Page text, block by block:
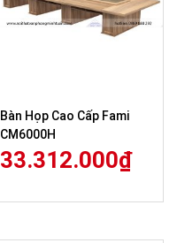
Bàn Họp Cao Cấp Fami
CM6000H
33.312.000₫